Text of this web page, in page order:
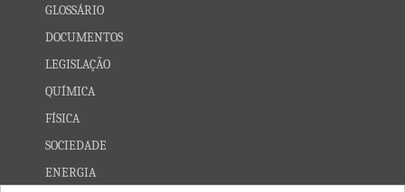
GLOSSÁRIO
DOCUMENTOS
LEGISLAÇÃO
QUÍMICA
FÍSICA
SOCIEDADE
ENERGIA